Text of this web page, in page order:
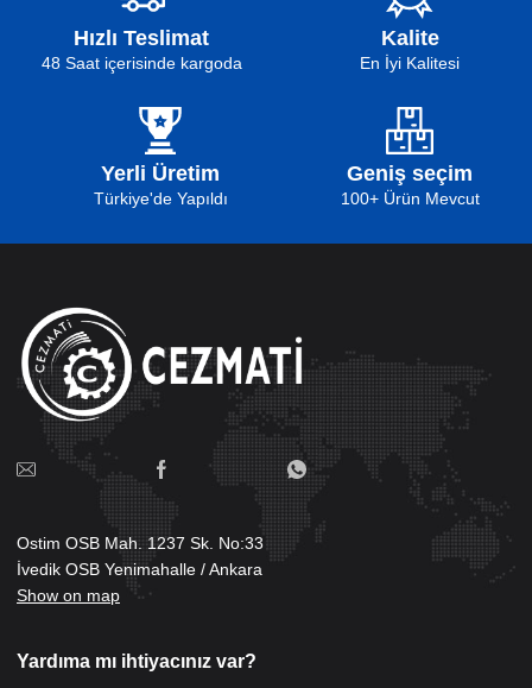
Hızlı Teslimat
48 Saat içerisinde kargoda
Kalite
En İyi Kalitesi
Yerli Üretim
Türkiye'de Yapıldı
Geniş seçim
100+ Ürün Mevcut
Ostim OSB Mah. 1237 Sk. No:33
İvedik OSB Yenimahalle / Ankara
Show on map
Yardıma mı ihtiyacınız var?